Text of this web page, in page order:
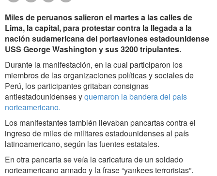
Miles de peruanos salieron el martes a las calles de
Lima, la capital, para protestar contra la llegada a la
nación sudamericana del portaaviones estadounidense
USS George Washington y sus 3200 tripulantes.
Durante la manifestación, en la cual participaron los
miembros de las organizaciones políticas y sociales de
Perú, los participantes gritaban consignas
antiestadounidenses yquemaron la bandera del país
norteamericano.
Los manifestantes también llevaban pancartas contra el
ingreso de miles de militares estadounidenses al país
latinoamericano, según las fuentes estatales.
En otra pancarta se veía la caricatura de un soldado
norteamericano armado y la frase “yankees terroristas”.